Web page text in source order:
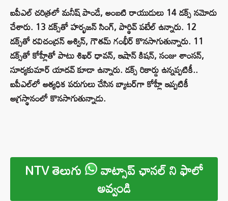
ఐపీఎల్ చరిత్రలో మనీష్ పాండే, అంబటి రాయుడులు 14 డక్స్ నమోదు
చేశారు. 13 డక్స్‌తో హర్భజన్ సింగ్, పార్థివ్ పటేల్ ఉన్నారు. 12
డక్స్‌తో రవిచంద్రన్ అశ్విన్, గౌతమ్ గంభీర్ కొనసాగుతున్నారు. 11
డక్స్‌తో కోహ్లీతో పాటు శిఖర్ ధావన్, ఇషాన్ కిషన్, సంజు శాంసన్,
సూర్యకుమార్ యాదవ్ కూడా ఉన్నారు. డక్స్ రికార్డు ఉన్నప్పటికీ..
ఐపీఎల్‌లో అత్యధిక పరుగులు చేసిన బ్యాటర్‌గా కోహ్లీ ఇప్పటికీ
అగ్రస్థానంలో కొనసాగుతున్నాడు.
NTV తెలుగు వాట్సాప్ ఛానల్ ని ఫాలో
అవ్వండి